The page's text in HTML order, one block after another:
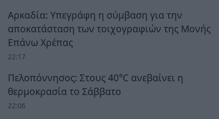
Αρκαδία: Υπεγράφη η σύμβαση για την
αποκατάσταση των τοιχογραφιών της Μονής
Επάνω Χρέπας
22:17
Πελοπόννησος: Στους 40°C ανεβαίνει η
θερμοκρασία το Σάββατο
22:06